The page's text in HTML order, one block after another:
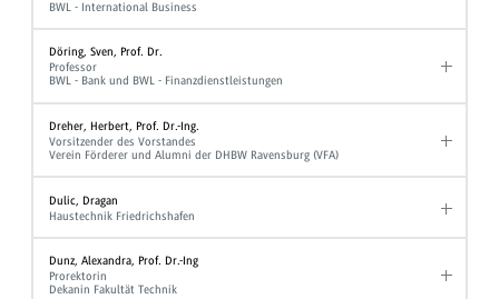
BWL - International Business
Döring, Sven, Prof. Dr.
Professor
BWL - Bank und BWL - Finanzdienstleistungen
Dreher, Herbert, Prof. Dr.-Ing.
Vorsitzender des Vorstandes
Verein Förderer und Alumni der DHBW Ravensburg (VFA)
Dulic, Dragan
Haustechnik Friedrichshafen
Dunz, Alexandra, Prof. Dr.-Ing
Prorektorin
Dekanin Fakultät Technik